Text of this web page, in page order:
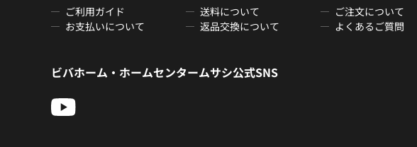
ご利用ガイド 送料について
ご注文について
お支払いについて
返品交換について よくあるご質問
ビバホーム・ホームセンタームサシ公式SNS